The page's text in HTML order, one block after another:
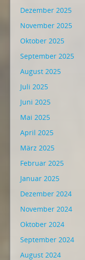
Dezember 2025
November 2025
Oktober 2025
September 2025
August 2025
Juli 2025
Juni 2025
Mai 2025
April 2025
März 2025
Februar 2025
Januar 2025
Dezember 2024
November 2024
Oktober 2024
September 2024
August 2024